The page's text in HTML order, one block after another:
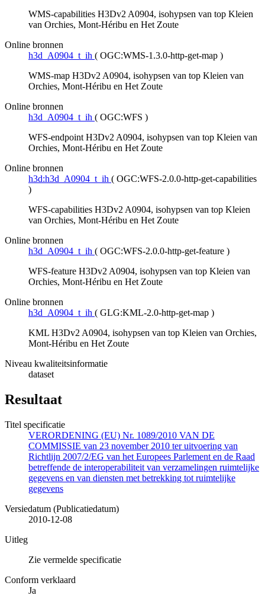
WMS-capabilities H3Dv2 A0904, isohypsen van top Kleien
van Orchies, Mont-Héribu en Het Zoute
Online bronnen
h3d_A0904_t_ih ( OGC:WMS-1.3.0-http-get-map )
WMS-map H3Dv2 A0904, isohypsen van top Kleien van
Orchies, Mont-Héribu en Het Zoute
Online bronnen
h3d_A0904_t_ih ( OGC:WFS )
WFS-endpoint H3Dv2 A0904, isohypsen van top Kleien van
Orchies, Mont-Héribu en Het Zoute
Online bronnen
h3d:h3d_A0904_t_ih ( OGC:WFS-2.0.0-http-get-capabilities
)
WFS-capabilities H3Dv2 A0904, isohypsen van top Kleien
van Orchies, Mont-Héribu en Het Zoute
Online bronnen
h3d_A0904_t_ih ( OGC:WFS-2.0.0-http-get-feature )
WFS-feature H3Dv2 A0904, isohypsen van top Kleien van
Orchies, Mont-Héribu en Het Zoute
Online bronnen
h3d_A0904_t_ih ( GLG:KML-2.0-http-get-map )
KML H3Dv2 A0904, isohypsen van top Kleien van Orchies,
Mont-Héribu en Het Zoute
Niveau kwaliteitsinformatie
dataset
Resultaat
Titel specificatie
VERORDENING (EU) Nr. 1089/2010 VAN DE
COMMISSIE van 23 november 2010 ter uitvoering van
Richtlijn 2007/2/EG van het Europees Parlement en de Raad
betreffende de interoperabiliteit van verzamelingen ruimtelijke
gegevens en van diensten met betrekking tot ruimtelijke
gegevens
Versiedatum (Publicatiedatum)
2010-12-08
Uitleg
Zie vermelde specificatie
Conform verklaard
Ja